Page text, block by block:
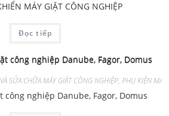
MÁY GIẶT CÔNG NGHIỆP
Đọc tiếp
SỬA CHỮA MÁY GIẶT CÔNG NGHIỆP,PHỤ KIỆN
công nghiệp Danube, Fagor, Domus